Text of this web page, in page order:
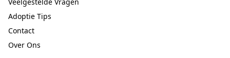
Adoptie Tips
Contact
Over Ons